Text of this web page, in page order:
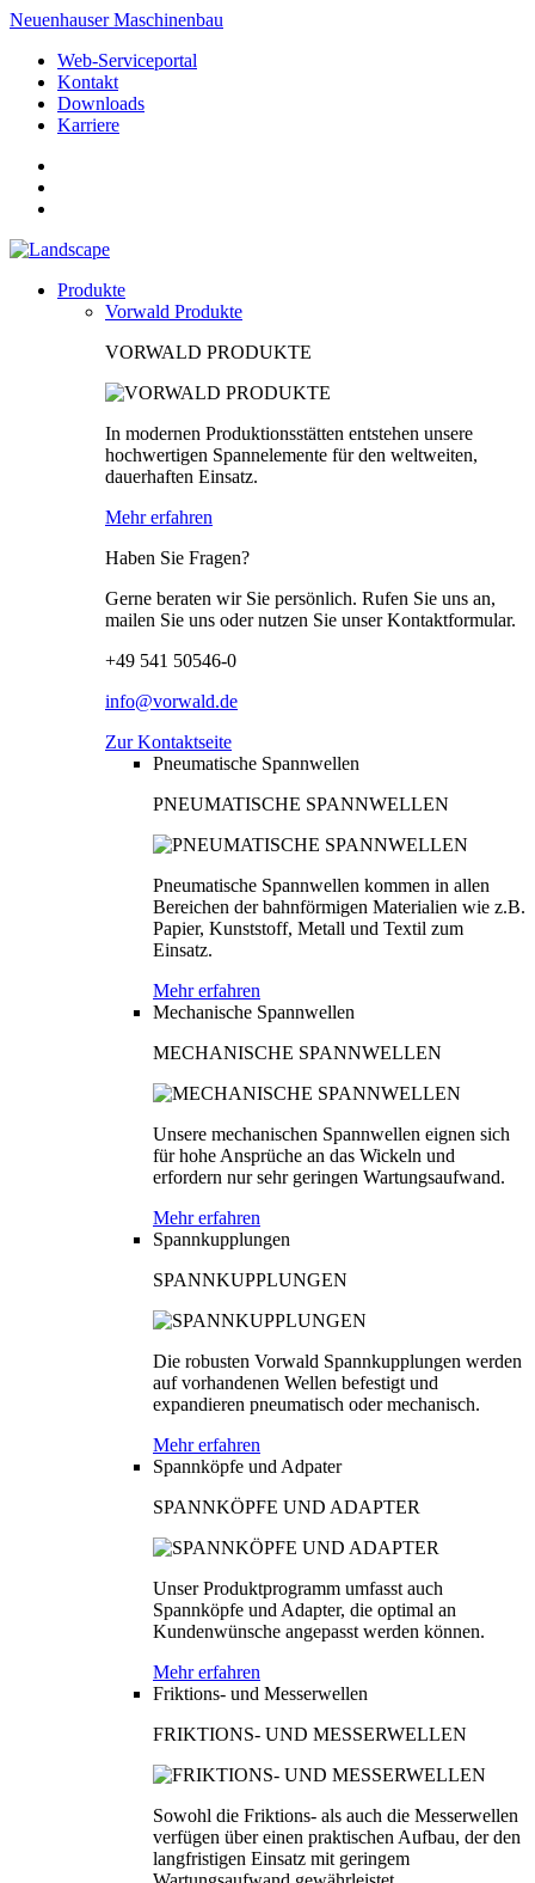
Neuenhauser Maschinenbau
Web-Serviceportal
Kontakt
Downloads
Karriere
Produkte
Vorwald Produkte
VORWALD PRODUKTE
In modernen Produktionsstätten entstehen unsere
hochwertigen Spannelemente für den weltweiten,
dauerhaften Einsatz.
Mehr erfahren
Haben Sie Fragen?
Gerne beraten wir Sie persönlich. Rufen Sie uns an,
mailen Sie uns oder nutzen Sie unser Kontaktformular.
+49 541 50546-0
info@vorwald.de
Zur Kontaktseite
Pneumatische Spannwellen
PNEUMATISCHE SPANNWELLEN
Pneumatische Spannwellen kommen in allen
Bereichen der bahnförmigen Materialien wie z.B.
Papier, Kunststoff, Metall und Textil zum
Einsatz.
Mehr erfahren
Mechanische Spannwellen
MECHANISCHE SPANNWELLEN
Unsere mechanischen Spannwellen eignen sich
für hohe Ansprüche an das Wickeln und
erfordern nur sehr geringen Wartungsaufwand.
Mehr erfahren
Spannkupplungen
SPANNKUPPLUNGEN
Die robusten Vorwald Spannkupplungen werden
auf vorhandenen Wellen befestigt und
expandieren pneumatisch oder mechanisch.
Mehr erfahren
Spannköpfe und Adpater
SPANNKÖPFE UND ADAPTER
Unser Produktprogramm umfasst auch
Spannköpfe und Adapter, die optimal an
Kundenwünsche angepasst werden können.
Mehr erfahren
Friktions- und Messerwellen
FRIKTIONS- UND MESSERWELLEN
Sowohl die Friktions- als auch die Messerwellen
verfügen über einen praktischen Aufbau, der den
langfristigen Einsatz mit geringem